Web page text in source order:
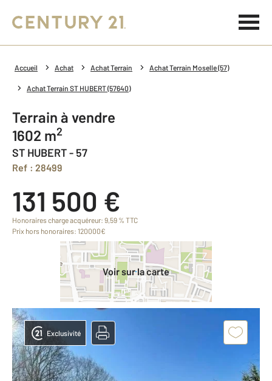
Accueil Achat Achat Terrain Achat Terrain Moselle (57)
Achat Terrain ST HUBERT (57640)
Terrain à vendre
1602 m2
ST HUBERT - 57
Ref : 28499
131 500 €
Honoraires charge acquéreur: 9,59 % TTC
Prix hors honoraires: 120000€
Voir sur la carte
Exclusivité